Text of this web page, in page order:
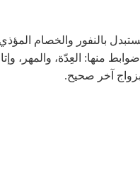
بالنفور والخصام المؤذي
منها: العِدّة، والمهر،
بزواج آخر صحيح.